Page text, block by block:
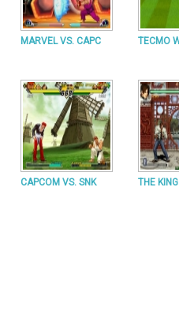
MARVEL VS. CAPC TECMO
CAPCOM VS. SNK THE